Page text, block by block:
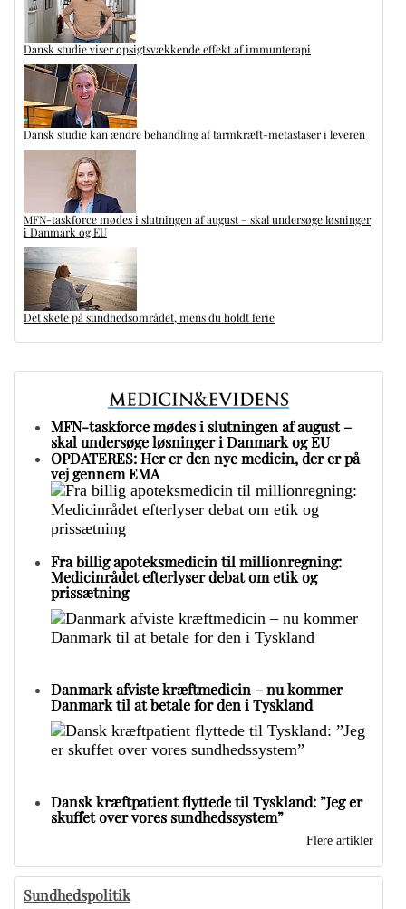
Dansk studie viser opsigtsvækkende effekt af immunterapi
Dansk studie kan ændre behandling af tarmkræft-metastaser i leveren
MFN-taskforce mødes i slutningen af august – skal undersøge løsninger
i Danmark og EU
Det skete på sundhedsområdet, mens du holdt ferie
MFN-taskforce mødes i slutningen af august –
skal undersøge løsninger i Danmark og EU
OPDATERES: Her er den nye medicin, der er på
vej gennem EMA
Fra billig apoteksmedicin til millionregning:
Medicinrådet efterlyser debat om etik og
prissætning
Danmark afviste kræftmedicin – nu kommer
Danmark til at betale for den i Tyskland
Dansk kræftpatient flyttede til Tyskland: ”Jeg er
skuffet over vores sundhedssystem”
Flere artikler
Sundhedspolitik